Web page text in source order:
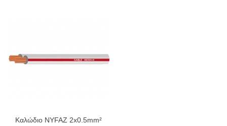
Καλώδιο NYFAZ 2x0.5mm²